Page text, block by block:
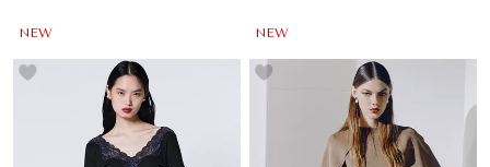
NEW NEW